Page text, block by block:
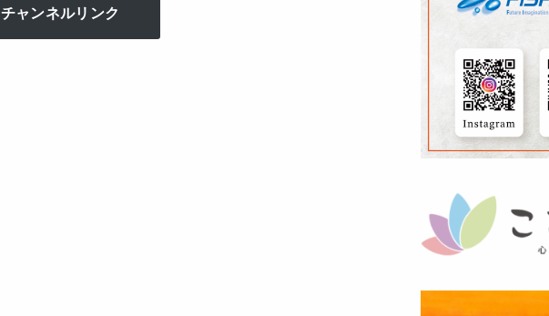
チャンネルリンク